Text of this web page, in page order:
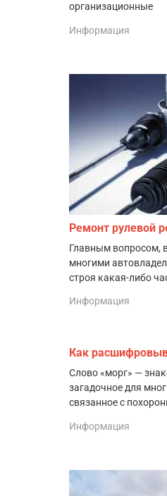
организационные
Информация
Ремонт рулевой
Главным вопросом,
многими
строя какая-либо
Информация
Как
Слово «морг» —
загадочное для
связанное с
Информация